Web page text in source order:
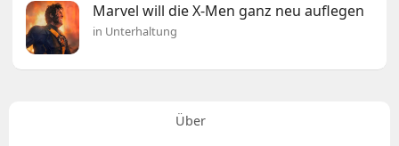
Marvel will die X-Men ganz neu auflegen
in Unterhaltung
Über